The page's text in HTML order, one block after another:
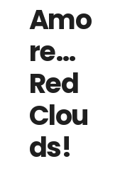
Amo
re…
Red
Clou
ds!